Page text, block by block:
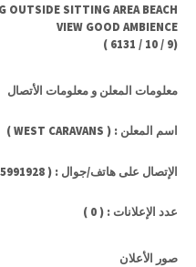
OUTSIDE SITTING AREA BEACH
VIEW GOOD AMBIENCE
(
9
/
10
/
6131
)
معلومات المعلن و معلومات الأتصال
اسم المعلن : ( WEST CARAVANS )
الإتصال على هاتف/جوال : ( 55991928 )
عدد الإعلانات : ( 0 )
صور الأعلان